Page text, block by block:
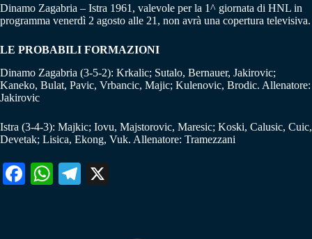
Dinamo Zagabria – Istra 1961, valevole per la 1^ giornata di HNL in
programma venerdì 2 agosto alle 21, non avrà una copertura televisiva.
LE PROBABILI FORMAZIONI
Dinamo Zagabria (3-5-2): Krkalic; Sutalo, Bernauer, Jakirovic;
Kaneko, Bulat, Pavic, Vrbancic, Majic; Kulenovic, Brodic. Allenatore:
Jakirovic
Istra (3-4-3): Majkic; Iovu, Majstorovic, Maresic; Koski, Calusic, Cuic,
Devetak; Lisica, Ekong, Vuk. Allenatore: Tramezzani
Fa W
Te